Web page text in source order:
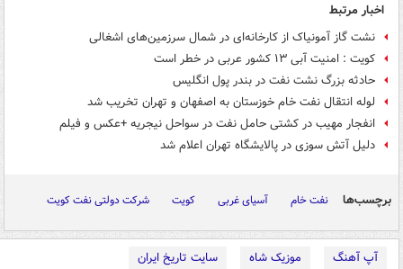
اخبار مرتبط
نشت گاز آمونیاک از کارخانه‌ای در شمال سرزمین‌های اشغالی
کویت : امنیت آبی ۱۳ کشور عربی در خطر است
حادثه بزرگ نشت نفت در بندر پول انگلیس
لوله انتقال نفت خام خوزستان به اصفهان و تهران تخریب شد
انفجار مهیب در کشتی حامل نفت در سواحل نیجریه +عکس و فیلم
دلیل آتش سوزی در پالایشگاه تهران اعلام شد
برچسب‌ها نفت خام آسیای غربی کویت شرکت دولتی نفت کویت
آپ آهنگ موزیک شاه
سایت تاریخ ایران